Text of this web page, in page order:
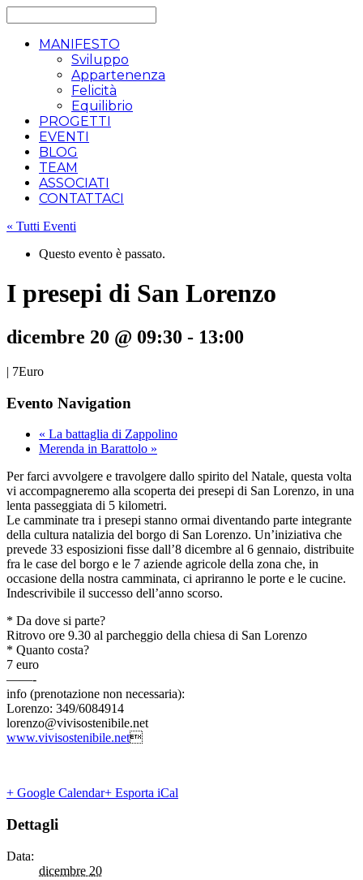
MANIFESTO
Sviluppo
Appartenenza
Felicità
Equilibrio
PROGETTI
EVENTI
BLOG
TEAM
ASSOCIATI
CONTATTACI
« Tutti Eventi
Questo evento è passato.
I presepi di San Lorenzo
dicembre 20 @ 09:30 - 13:00
| 7Euro
Evento Navigation
« La battaglia di Zappolino
Merenda in Barattolo »
Per farci avvolgere e travolgere dallo spirito del Natale, questa volta
vi accompagneremo alla scoperta dei presepi di San Lorenzo, in una
lenta passeggiata di 5 kilometri.
Le camminate tra i presepi stanno ormai diventando parte integrante
della cultura natalizia del borgo di San Lorenzo. Un’iniziativa che
prevede 33 esposizioni fisse dall’8 dicembre al 6 gennaio, distribuite
fra le case del borgo e le 7 aziende agricole della zona che, in
occasione della nostra camminata, ci apriranno le porte e le cucine.
Indescrivibile il successo dell’anno scorso.
* Da dove si parte?
Ritrovo ore 9.30 al parcheggio della chiesa di San Lorenzo
* Quanto costa?
7 euro
——-
info (prenotazione non necessaria):
Lorenzo: 349/6084914
lorenzo@vivisostenibile.net
www.vivisostenibile.net
+ Google Calendar+ Esporta iCal
Dettagli
Data:
dicembre 20